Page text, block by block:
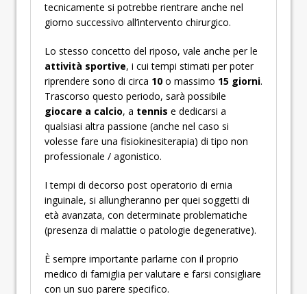
tecnicamente si potrebbe rientrare anche nel
giorno successivo all’intervento chirurgico.
Lo stesso concetto del riposo, vale anche per le
attività sportive, i cui tempi stimati per poter
riprendere sono di circa 10 o massimo 15 giorni.
Trascorso questo periodo, sarà possibile
giocare a calcio, a tennis e dedicarsi a
qualsiasi altra passione (anche nel caso si
volesse fare una fisiokinesiterapia) di tipo non
professionale / agonistico.
I tempi di decorso post operatorio di ernia
inguinale, si allungheranno per quei soggetti di
età avanzata, con determinate problematiche
(presenza di malattie o patologie degenerative).
È sempre importante parlarne con il proprio
medico di famiglia per valutare e farsi consigliare
con un suo parere specifico.